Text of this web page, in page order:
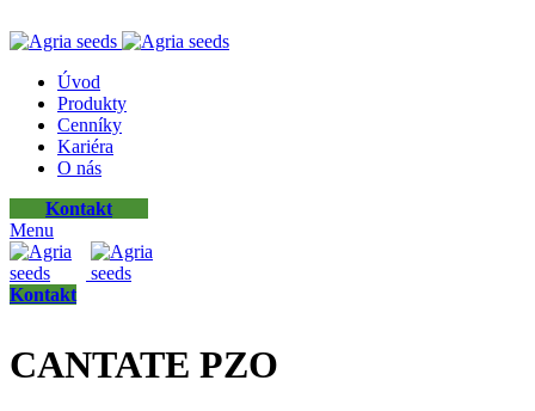
Úvod
Produkty
Cenníky
Kariéra
O nás
Kontakt
Menu
Kontakt
CANTATE PZO